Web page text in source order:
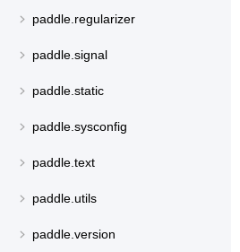
paddle.regularizer
paddle.signal
paddle.static
paddle.sysconfig
paddle.text
paddle.utils
paddle.version